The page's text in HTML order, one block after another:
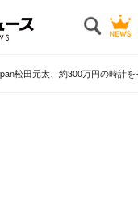
松田元太、約300万円の時計